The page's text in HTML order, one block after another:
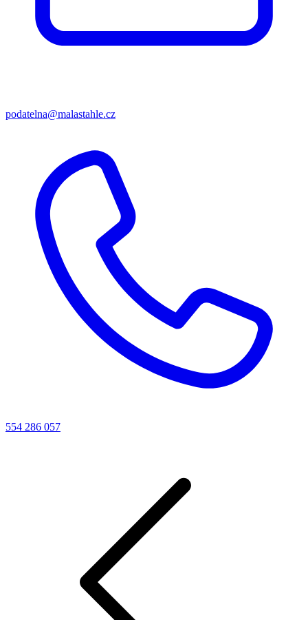
podatelna@malastahle.cz
554 286 057